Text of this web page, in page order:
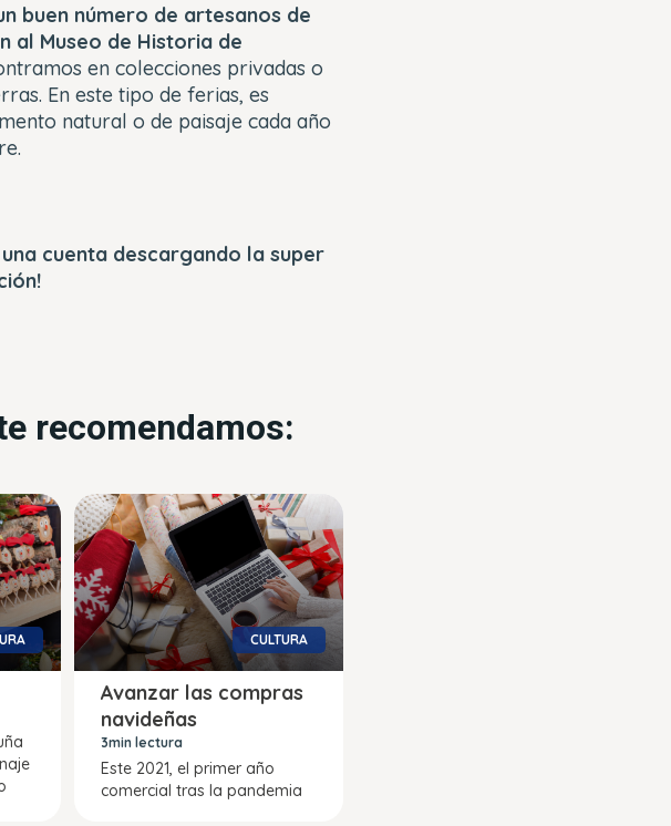
buen número de artesanos de
al Museo de Historia de
en colecciones privadas o
En este tipo de ferias, es
natural o de paisaje cada año
cuenta descargando la super
recomendamos:
CULTURA
Avanzar las compras
navideñas
3min lectura
Este 2021, el primer año
comercial tras la pandemia